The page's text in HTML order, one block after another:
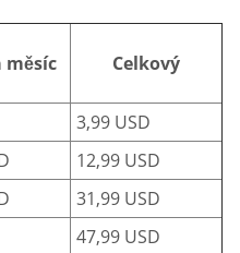
měsíc Celkový
3,99 USD
12,99 USD
31,99 USD
47,99 USD